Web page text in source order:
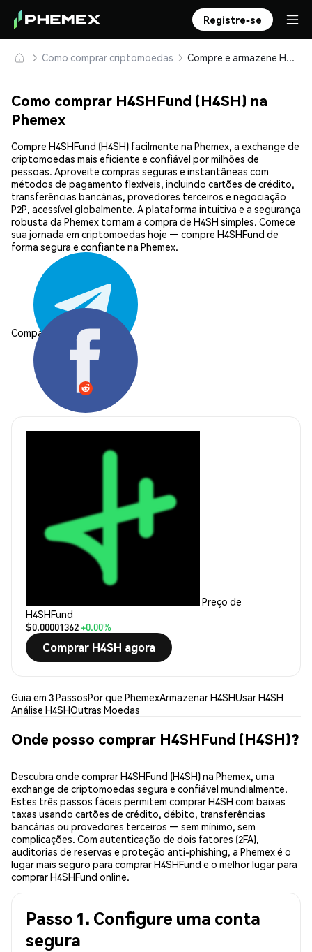
Registre-se
Como comprar criptomoedas Compre e armazene H4SHFund (H4SH) com segurança
Como comprar H4SHFund (H4SH) na
Phemex
Compre H4SHFund (H4SH) facilmente na Phemex, a exchange de
criptomoedas mais eficiente e confiável por milhões de
pessoas. Aproveite compras seguras e instantâneas com
métodos de pagamento flexíveis, incluindo cartões de crédito,
transferências bancárias, provedores terceiros e negociação
P2P, acessível globalmente. A plataforma intuitiva e a segurança
robusta da Phemex tornam a compra de H4SH simples. Comece
sua jornada em criptomoedas hoje — compre H4SHFund de
forma segura e confiante na Phemex.
Compartilhar:
Preço de
H4SHFund
$0.00001362+0.00%
Comprar H4SH agora
Guia em 3 PassosPor que PhemexArmazenar H4SHUsar H4SH
Análise H4SHOutras Moedas
Onde posso comprar H4SHFund (H4SH)?
Descubra onde comprar H4SHFund (H4SH) na Phemex, uma
exchange de criptomoedas segura e confiável mundialmente.
Estes três passos fáceis permitem comprar H4SH com baixas
taxas usando cartões de crédito, débito, transferências
bancárias ou provedores terceiros — sem mínimo, sem
complicações. Com autenticação de dois fatores (2FA),
auditorias de reservas e proteção anti-phishing, a Phemex é o
lugar mais seguro para comprar H4SHFund e o melhor lugar para
comprar H4SHFund online.
Passo 1. Configure uma conta
segura